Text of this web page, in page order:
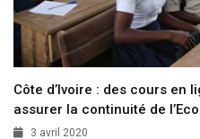
Côte d’Ivoire : des cours en
assurer la continuité de
3 avril 2020